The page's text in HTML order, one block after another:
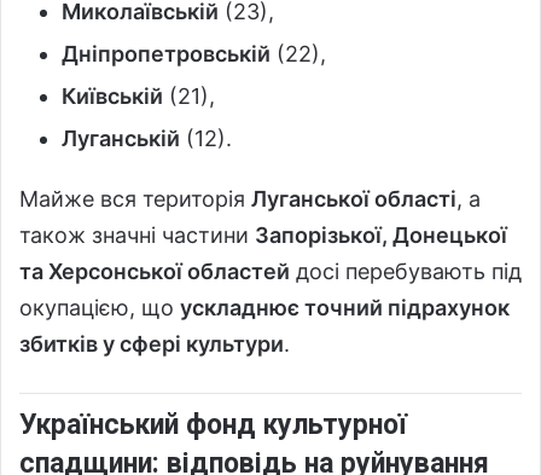
Миколаївській (23),
Дніпропетровській (22),
Київській (21),
Луганській (12).
Майже вся територія Луганської області, а
також значні частини Запорізької, Донецької
та Херсонської областей досі перебувають під
окупацією, що ускладнює точний підрахунок
збитків у сфері культури.
Український фонд культурної
спадщини: відповідь на руйнування